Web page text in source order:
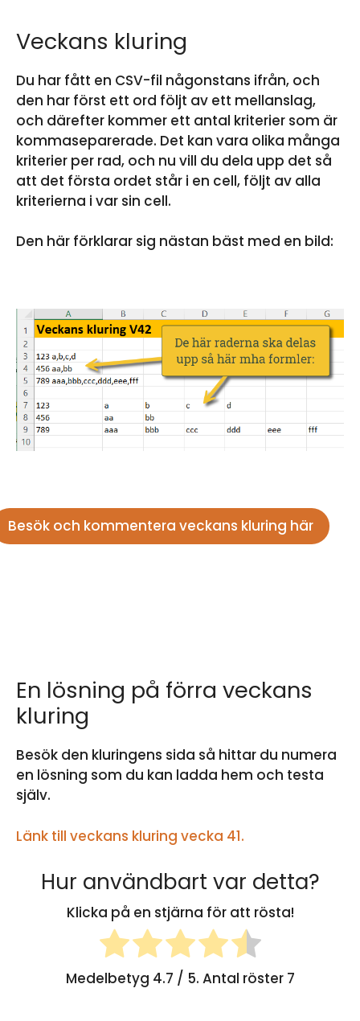
Veckans kluring
Du har fått en CSV-fil någonstans ifrån, och
den har först ett ord följt av ett mellanslag,
och därefter kommer ett antal kriterier som är
kommaseparerade. Det kan vara olika många
kriterier per rad, och nu vill du dela upp det så
att det första ordet står i en cell, följt av alla
kriterierna i var sin cell.
Den här förklarar sig nästan bäst med en bild:
Besök och kommentera veckans kluring här
En lösning på förra veckans
kluring
Besök den kluringens sida så hittar du numera
en lösning som du kan ladda hem och testa
själv.
Länk till veckans kluring vecka 41.
Hur användbart var detta?
Klicka på en stjärna för att rösta!
Medelbetyg 4.7 / 5. Antal röster 7